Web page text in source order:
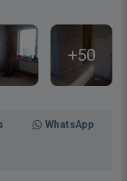
+50
WhatsApp